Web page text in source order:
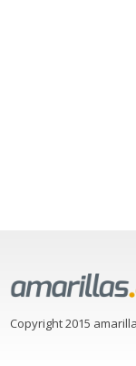
Copyright 2015